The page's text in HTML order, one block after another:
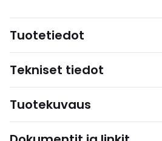
Tuotetiedot
Tekniset tiedot
Tuotekuvaus